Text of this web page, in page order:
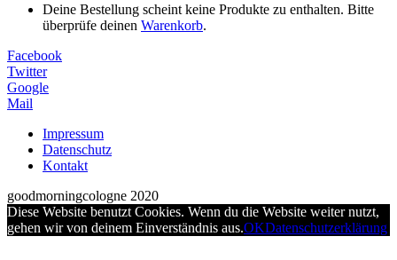
Deine Bestellung scheint keine Produkte zu enthalten. Bitte
überprüfe deinen Warenkorb.
Facebook
Twitter
Google
Mail
Impressum
Datenschutz
Kontakt
goodmorningcologne 2020
Diese Website benutzt Cookies. Wenn du die Website weiter nutzt,
gehen wir von deinem Einverständnis aus.OKDatenschutzerklärung